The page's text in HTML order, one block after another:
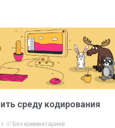
среду кодирования
Без комментариев